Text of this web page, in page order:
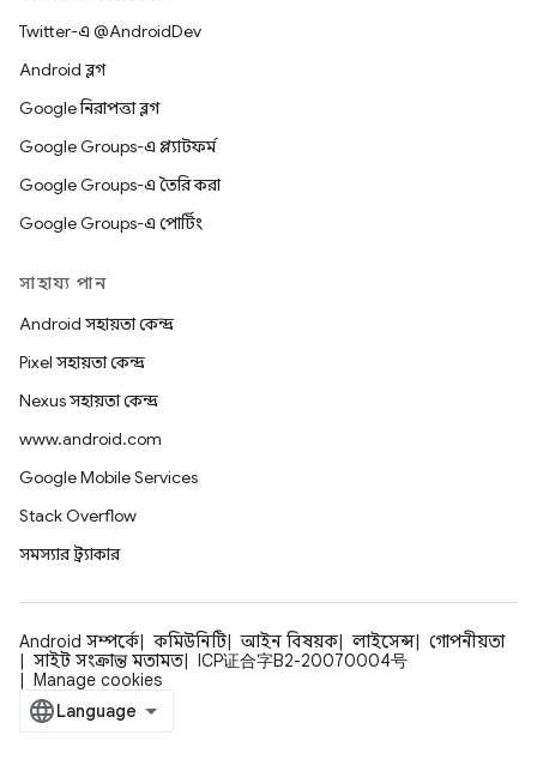
Twitter-এ @AndroidDev
Android ব্লগ
Google নিরাপত্তা ব্লগ
Google Groups-এ প্ল্যাটফর্ম
Google Groups-এ তৈরি করা
Google Groups-এ পোর্টিং
সাহায্য পান
Android সহায়তা কেন্দ্র
Pixel সহায়তা কেন্দ্র
Nexus সহায়তা কেন্দ্র
www.android.com
Google Mobile Services
Stack Overflow
সমস্যার ট্র্যাকার
Android সম্পর্কে কমিউনিটি আইন বিষয়ক লাইসেন্স
গোপনীয়তা
সাইট সংক্রান্ত মতামত
ICP证合字B2-20070004号
Manage cookies